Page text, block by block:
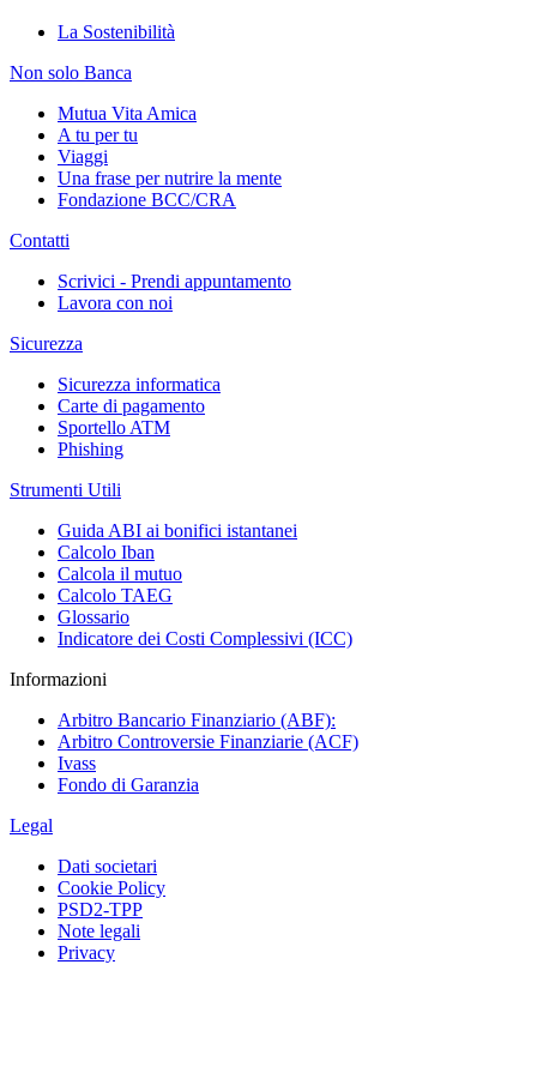
La Sostenibilità
Non solo Banca
Mutua Vita Amica
A tu per tu
Viaggi
Una frase per nutrire la mente
Fondazione BCC/CRA
Contatti
Scrivici - Prendi appuntamento
Lavora con noi
Sicurezza
Sicurezza informatica
Carte di pagamento
Sportello ATM
Phishing
Strumenti Utili
Guida ABI ai bonifici istantanei
Calcolo Iban
Calcola il mutuo
Calcolo TAEG
Glossario
Indicatore dei Costi Complessivi (ICC)
Informazioni
Arbitro Bancario Finanziario (ABF):
Arbitro Controversie Finanziarie (ACF)
Ivass
Fondo di Garanzia
Legal
Dati societari
Cookie Policy
PSD2-TPP
Note legali
Privacy